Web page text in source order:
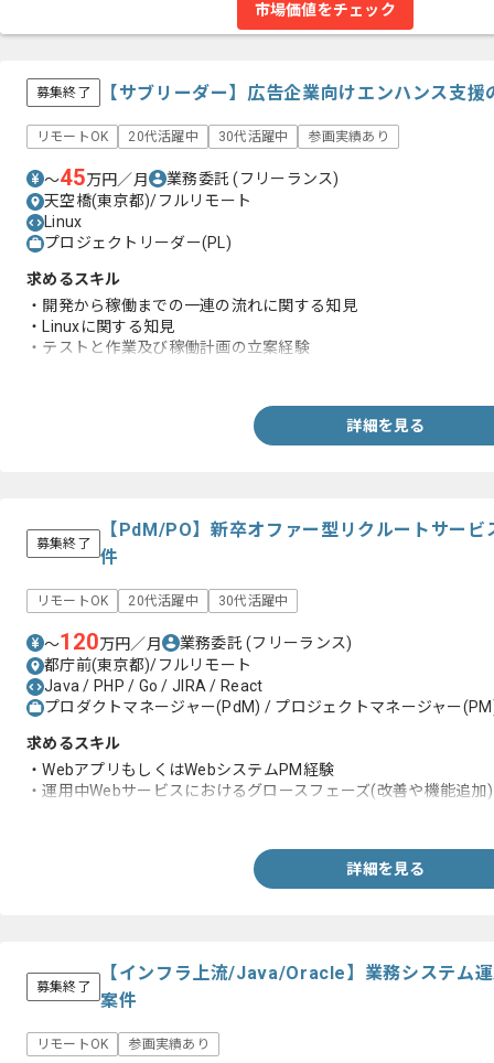
市場価値をチェック
募集終了 【サブリーダー】広告企業向けエンハンス支
リモートOK 20代活躍中 30代活躍中 参画実績あり
〜45万円／月 業務委託(フリーランス)
天空橋(東京都)/フルリモート
Linux
プロジェクトリーダー(PL)
求めるスキル
・開発から稼働までの一連の流れに関する知見
・Linuxに関する知見
・テストと作業及び稼働計画の立案経験
詳細を見る
募集終了
【PdM/PO】新卒オファー型リクルートサービ
件
リモートOK 20代活躍中 30代活躍中
〜120万円／月 業務委託(フリーランス)
都庁前(東京都)/フルリモート
Java / PHP / Go / JIRA / React
プロダクトマネージャー(PdM) / プロジェクトマネージャー
求めるスキル
・WebアプリもしくはWebシステムPM経験
・運用中Webサービスにおけるグロースフェーズ(改善や機能追加
詳細を見る
募集終了
【インフラ上流/Java/Oracle】業務システム
案件
リモートOK 参画実績あり